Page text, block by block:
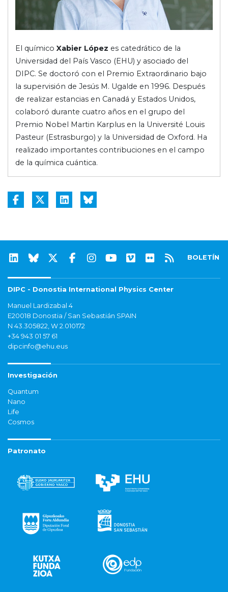
El químicoXabier López es catedrático de la
Universidad del País Vasco (EHU) y asociado del
DIPC. Se doctoró con el Premio Extraordinario bajo
la supervisión de Jesús M. Ugalde en 1996. Después
de realizar estancias en Canadá y Estados Unidos,
colaboró durante cuatro años en el grupo del
Premio Nobel Martin Karplus en la Université Louis
Pasteur (Estrasburgo) y la Universidad de Oxford. Ha
realizado importantes contribuciones en el campo
de la química cuántica.
BOLETÍN
DIPC - Donostia International Physics Center
Manuel Lardizabal 4
E20018 Donostia / San Sebastián SPAIN
N 43.305822, W 2.010172
+34 943 01 57 61
dipcinfo@ehu.eus
Investigación
Quantum
Nano
Life
Cosmos
Patronato